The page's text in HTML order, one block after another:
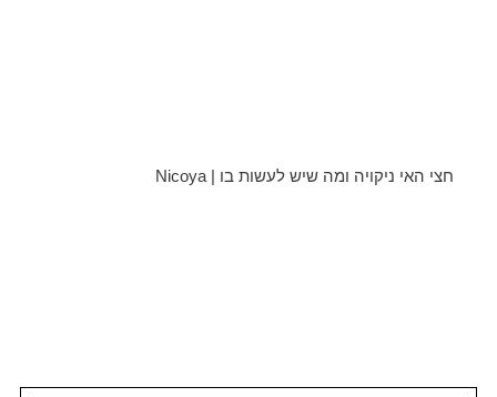
חצי האי ניקויה ומה שיש לעשות בו | Nicoya